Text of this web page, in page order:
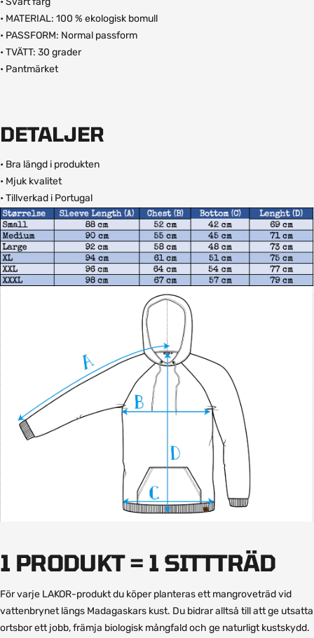
• MATERIAL: 100 % ekologisk bomull
• PASSFORM: Normal passform
• TVÄTT: 30 grader
• Pantmärket
DETALJER
• Bra längd i produkten
• Mjuk kvalitet
• Tillverkad i Portugal
1 PRODUKT = 1 SITTTRÄD
För varje LAKOR-produkt du köper planteras ett mangroveträd vid
vattenbrynet längs Madagaskars kust. Du bidrar alltså till att ge utsatta
ortsbor ett jobb, främja biologisk mångfald och ge naturligt kustskydd.